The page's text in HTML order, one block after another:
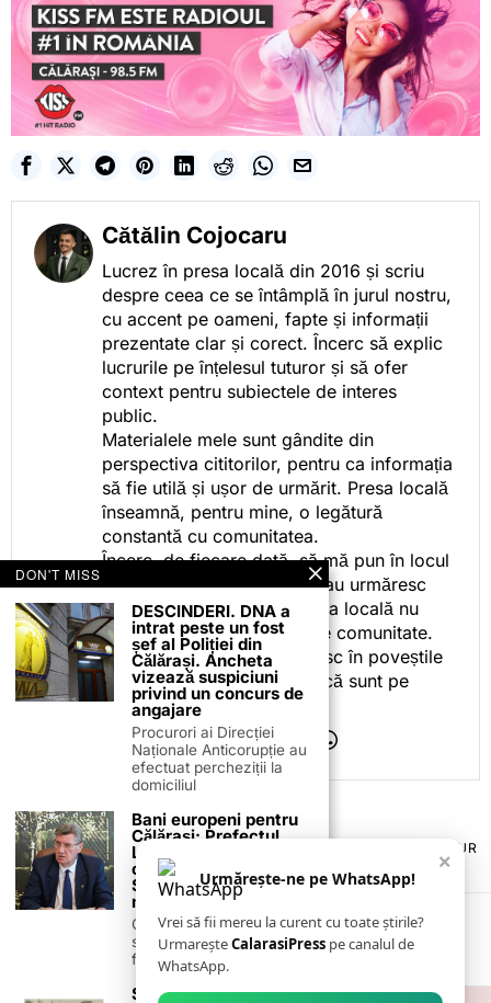
Cătălin Cojocaru
Lucrez în presa locală din 2016 și scriu
despre ceea ce se întâmplă în jurul nostru,
cu accent pe oameni, fapte și informații
prezentate clar și corect. Încerc să explic
lucrurile pe înțelesul tuturor și să ofer
context pentru subiectele de interes
public.
Materialele mele sunt gândite din
perspectiva cititorilor, pentru ca informația
să fie utilă și ușor de urmărit. Presa locală
înseamnă, pentru mine, o legătură
constantă cu comunitatea.
Încerc, de fiecare dată, să mă pun în locul
celor care citesc, privesc sau urmăresc
ceea ce fac. Pentru că presa locală nu
este despre mine, ci despre comunitate.
Iar dacă oamenii se regăsesc în poveștile
pe care le spun, înseamnă că sunt pe
drumul bun.
TERMENI ȘI CONDIȚII
POLITICA DE ANULARE & RETUR
PUBLICITATE ONLINE & TIPĂRITĂ
CONTACT
ZIARUL ANUNȚUL CĂLĂRĂȘEAN
×
Urmărește-ne pe WhatsApp!
Vrei să fii mereu la curent cu toate știrile?
UrmareșteCalarasiPress pe canalul de
WhatsApp.
DON'T MISS
DESCINDERI. DNA a
intrat peste un fost
șef al Poliției din
Călărași. Ancheta
vizează suspiciuni
privind un concurs de
angajare
Procurori ai Direcției
Naționale Anticorupție au
efectuat percheziții la
domiciliul
Bani europeni pentru
Călărași: Prefectul
Laurențiu State anunță
colaborarea cu ADR
Sud-Muntenia pentru
noi finanțări
Călărașul se pregătește
să intre pe harta
finanțărilor europene, cu
Semnificația istorică a